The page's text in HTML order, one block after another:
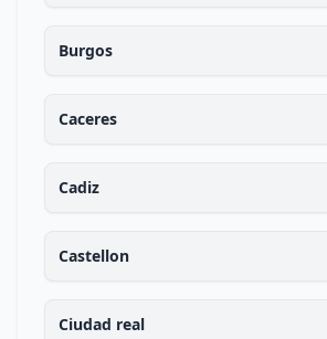
Burgos
Caceres
Cadiz
Castellon
Ciudad real